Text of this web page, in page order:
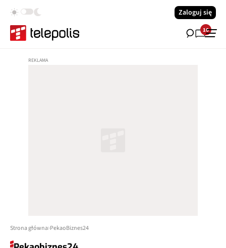
Zaloguj się
16
Strona główna PekaoBiznes24